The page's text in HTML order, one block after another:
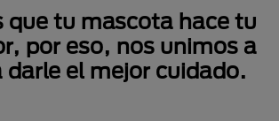
que tu mascota hace tu
por eso, nos unimos a
darle el mejor cuidado.